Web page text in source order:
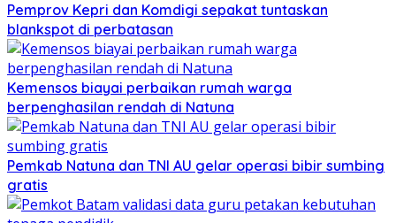
Pemprov Kepri dan Komdigi sepakat tuntaskan
blankspot di perbatasan
Kemensos biayai perbaikan rumah warga
berpenghasilan rendah di Natuna
Pemkab Natuna dan TNI AU gelar operasi bibir sumbing
gratis